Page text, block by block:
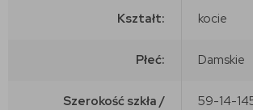
Kształt: kocie
Płeć: Damskie
Szerokość szkła /
59-14-